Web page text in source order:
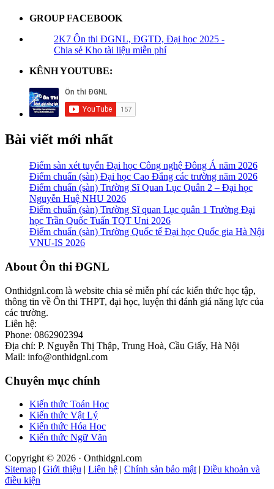
GROUP FACEBOOK
2K7 Ôn thi ĐGNL, ĐGTD, Đại học 2025 -
Chia sẻ Kho tài liệu miễn phí
KÊNH YOUTUBE:
Bài viết mới nhất
Điểm sàn xét tuyển Đại học Công nghệ Đông Á năm 2026
Điểm chuẩn (sàn) Đại học Cao Đẳng các trường năm 2026
Điểm chuẩn (sàn) Trường Sĩ Quan Lục Quân 2 – Đại học
Nguyễn Huệ NHU 2026
Điểm chuẩn (sàn) Trường Sĩ quan Lục quân 1 Trường Đại
học Trần Quốc Tuấn TQT Uni 2026
Điểm chuẩn (sàn) Trường Quốc tế Đại học Quốc gia Hà Nội
VNU-IS 2026
Footer
About Ôn thi ĐGNL
Onthidgnl.com là website chia sẻ miễn phí các kiến thức học tập,
thông tin về Ôn thi THPT, đại học, luyện thi đánh giá năng lực của
các trường.
Liên hệ:
Phone: 0862902394
Địa chỉ: P. Nguyễn Thị Thập, Trung Hoà, Cầu Giấy, Hà Nội
Mail: info@onthidgnl.com
Chuyên mục chính
Kiến thức Toán Học
Kiến thức Vật Lý
Kiến thức Hóa Học
Kiến thức Ngữ Văn
Copyright © 2026 · Onthidgnl.com
Sitemap | Giới thiệu | Liên hệ | Chính sản bảo mật | Điều khoản và
điều kiện